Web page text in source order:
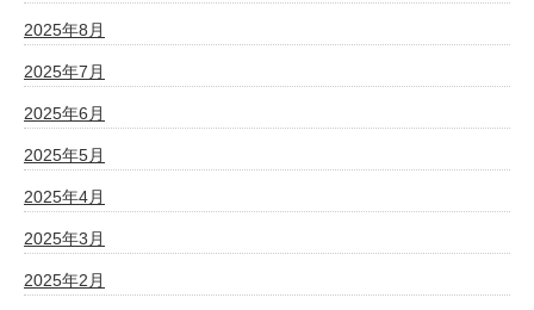
2025年8月
2025年7月
2025年6月
2025年5月
2025年4月
2025年3月
2025年2月